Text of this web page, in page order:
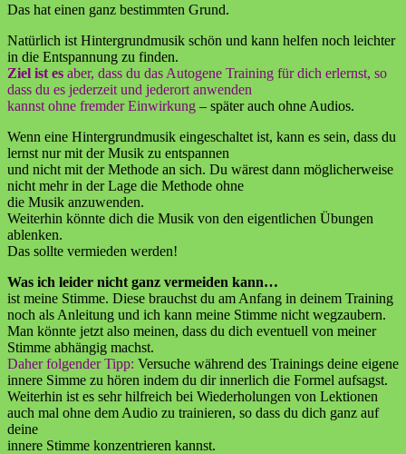
Das hat einen ganz bestimmten Grund.
Natürlich ist Hintergrundmusik schön und kann helfen noch leichter
in die Entspannung zu finden.
Ziel ist es aber, dass du das Autogene Training für dich erlernst, so
dass du es jederzeit und jederort anwenden
kannst ohne fremder Einwirkung – später auch ohne Audios.
Wenn eine Hintergrundmusik eingeschaltet ist, kann es sein, dass du
lernst nur mit der Musik zu entspannen
und nicht mit der Methode an sich. Du wärest dann möglicherweise
nicht mehr in der Lage die Methode ohne
die Musik anzuwenden.
Weiterhin könnte dich die Musik von den eigentlichen Übungen
ablenken.
Das sollte vermieden werden!
Was ich leider nicht ganz vermeiden kann…
ist meine Stimme. Diese brauchst du am Anfang in deinem Training
noch als Anleitung und ich kann meine Stimme nicht wegzaubern.
Man könnte jetzt also meinen, dass du dich eventuell von meiner
Stimme abhängig machst.
Daher folgender Tipp: Versuche während des Trainings deine eigene
innere Simme zu hören indem du dir innerlich die Formel aufsagst.
Weiterhin ist es sehr hilfreich bei Wiederholungen von Lektionen
auch mal ohne dem Audio zu trainieren, so dass du dich ganz auf
deine
innere Stimme konzentrieren kannst.